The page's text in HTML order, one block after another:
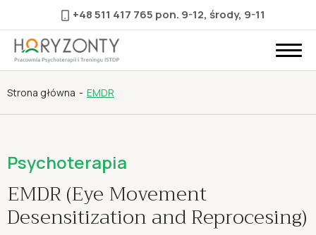
+48 511 417 765 pon. 9-12, środy, 9-11
Strona główna EMDR
Psychoterapia
EMDR (Eye Movement
Desensitization and Reprocesing)